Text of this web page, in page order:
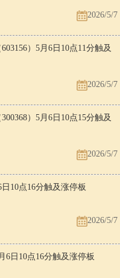
2026/5/7
）5月6日10点11分触及
2026/5/7
）5月6日10点15分触及
2026/5/7
10点16分触及涨停板
2026/5/7
6日10点16分触及涨停板